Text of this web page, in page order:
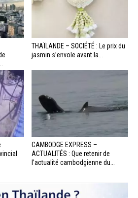
THAÏLANDE – SOCIÉTÉ : Le prix du
jasmin s’envole avant la...
CAMBODGE EXPRESS –
ACTUALITÉS : Que retenir de
l’actualité cambodgienne du...